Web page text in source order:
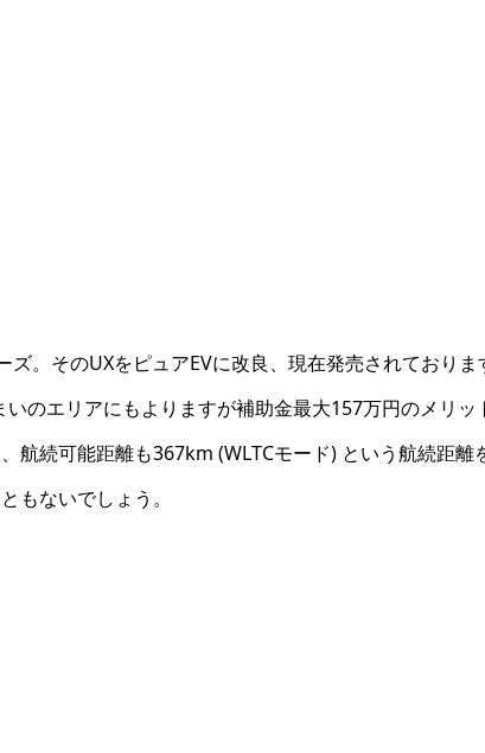
ズ。そのUXをピュアEVに改良、現在発売されておりま
のエリアにもよりますが補助金最大157万円のメリッ
航続可能距離も367km (WLTCモード) という航続距離
もないでしょう。